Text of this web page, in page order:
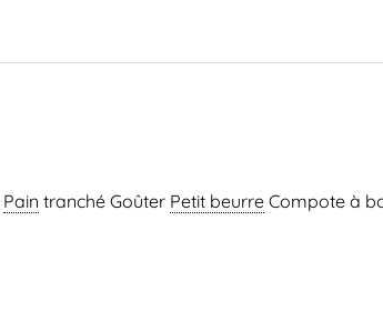
Pain tranché Goûter Petit beurre Compote à